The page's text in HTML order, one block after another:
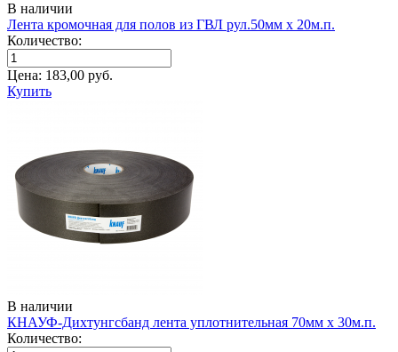
В наличии
Лента кромочная для полов из ГВЛ рул.50мм х 20м.п.
Количество:
Цена: 183,00 руб.
Купить
В наличии
КНАУФ-Дихтунгсбанд лента уплотнительная 70мм х 30м.п.
Количество: